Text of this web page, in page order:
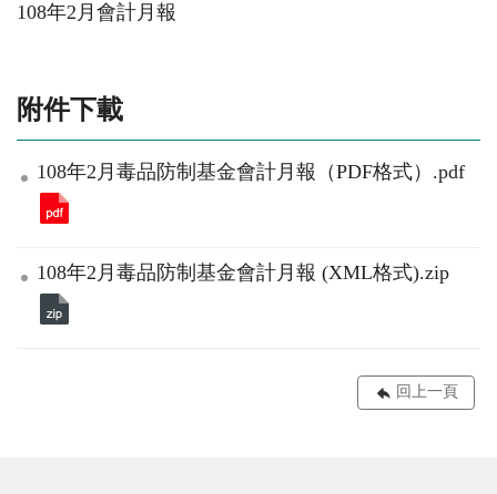
108年2月會計月報
附件下載
108年2月毒品防制基金會計月報（PDF格式）.pdf
108年2月毒品防制基金會計月報 (XML格式).zip
回上一頁